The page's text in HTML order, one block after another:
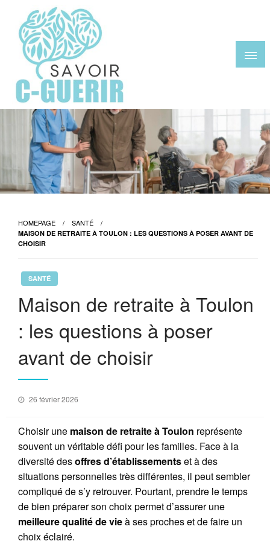
content
savoir-c-guerir.com
HOMEPAGE SANTÉ
MAISON DE RETRAITE À TOULON : LES QUESTIONS À POSER AVANT DE
CHOISIR
SANTÉ
Maison de retraite à Toulon
: les questions à poser
avant de choisir
Posted
26 février 2026
Choisir une maison de retraite à Toulon représente
souvent un véritable défi pour les familles. Face à la
diversité desoffres d’établissementset à des
situations personnelles très différentes, il peut sembler
compliqué de s’y retrouver. Pourtant, prendre le temps
de bien préparer son choix permet d’assurer une
meilleure qualité de vieà ses proches et de faire un
choix éclairé.